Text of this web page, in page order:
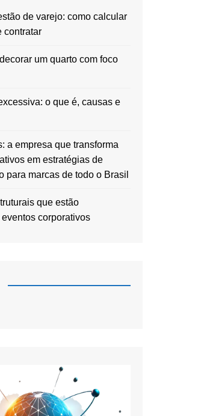
de varejo: como calcular
contratar
um quarto com foco
o que é, causas e
a empresa que transforma
em estratégias de
para marcas de todo o Brasil
que estão
corporativos